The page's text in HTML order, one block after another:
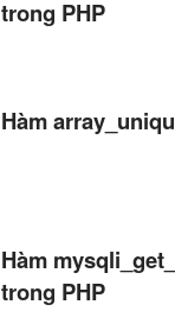
trong PHP
Hàm
Hàm
trong PHP